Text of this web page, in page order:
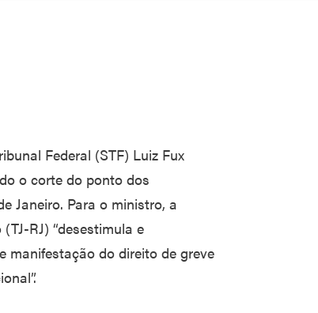
Federal (STF) Luiz Fux
o corte do ponto dos
Janeiro. Para o ministro, a
RJ) “desestimula e
manifestação do direito de greve